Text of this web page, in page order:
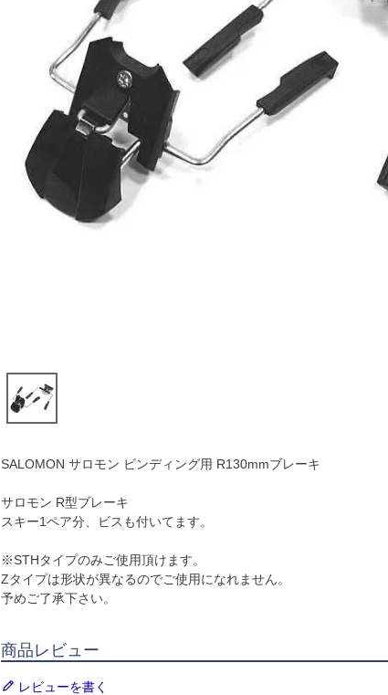
SALOMON サロモン ビンディング用 R130mmブレーキ
サロモン R型ブレーキ
スキー1ペア分、ビスも付いてます。
※STHタイプのみご使用頂けます。
Zタイプは形状が異なるのでご使用になれません。
予めご了承下さい。
商品レビュー
レビューを書く